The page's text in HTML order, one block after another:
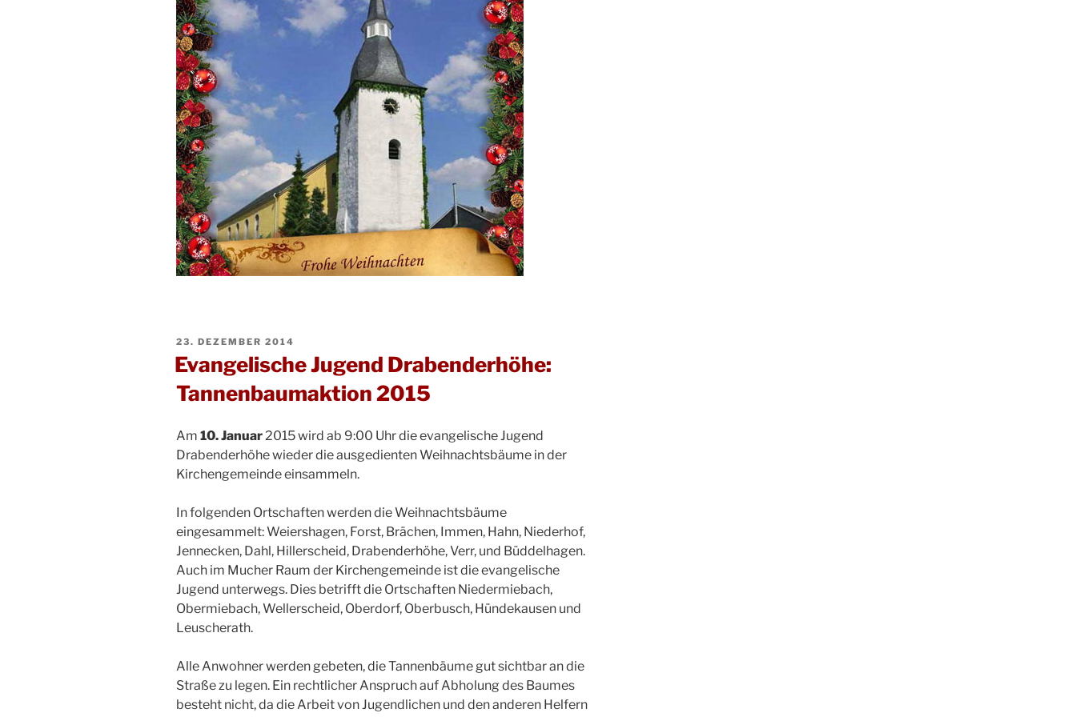
VERÖFFENTLICHT
AM
23. DEZEMBER 2014
Evangelische Jugend Drabenderhöhe:
Tannenbaumaktion 2015
Am 10. Januar 2015 wird ab 9:00 Uhr die evangelische Jugend
Drabenderhöhe wieder die ausgedienten Weihnachtsbäume in der
Kirchengemeinde einsammeln.
In folgenden Ortschaften werden die Weihnachtsbäume
eingesammelt: Weiershagen, Forst, Brächen, Immen, Hahn, Niederhof,
Jennecken, Dahl, Hillerscheid, Drabenderhöhe, Verr, und Büddelhagen.
Auch im Mucher Raum der Kirchengemeinde ist die evangelische
Jugend unterwegs. Dies betrifft die Ortschaften Niedermiebach,
Obermiebach, Wellerscheid, Oberdorf, Oberbusch, Hündekausen und
Leuscherath.
Alle Anwohner werden gebeten, die Tannenbäume gut sichtbar an die
Straße zu legen. Ein rechtlicher Anspruch auf Abholung des Baumes
besteht nicht, da die Arbeit von Jugendlichen und den anderen Helfern